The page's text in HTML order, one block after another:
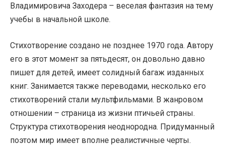
Владимировича Заходера – веселая фантазия на тему
учебы в начальной школе.
Стихотворение создано не позднее 1970 года. Автору
его в этот момент за пятьдесят, он довольно давно
пишет для детей, имеет солидный багаж изданных
книг. Занимается также переводами, несколько его
стихотворений стали мультфильмами. В жанровом
отношении – страница из жизни птичьей страны.
Структура стихотворения неоднородна. Придуманный
поэтом мир имеет вполне реалистичные черты.